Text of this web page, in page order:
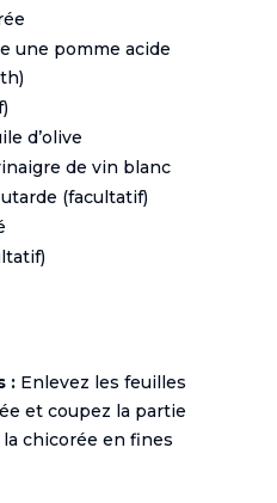
une pomme acide
d’olive
de vin blanc
(facultatif)
:Enlevez les feuilles
et coupez la partie
chicorée en fines